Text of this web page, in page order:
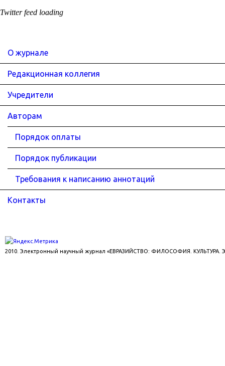
Twitter feed loading
О журнале
Редакционная коллегия
Учредители
Авторам
Порядок оплаты
Порядок публикации
Требования к написанию аннотаций
Контакты
2010. Электронный научный журнал «ЕВРАЗИЙСТВО: ФИЛОСОФИЯ. КУЛЬТУРА.